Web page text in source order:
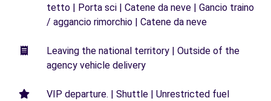
tetto | Porta sci | Catene da neve | Gancio traino
/ aggancio rimorchio | Catene da neve
Leaving the national territory | Outside of the
agency vehicle delivery
VIP departure. | Shuttle | Unrestricted fuel